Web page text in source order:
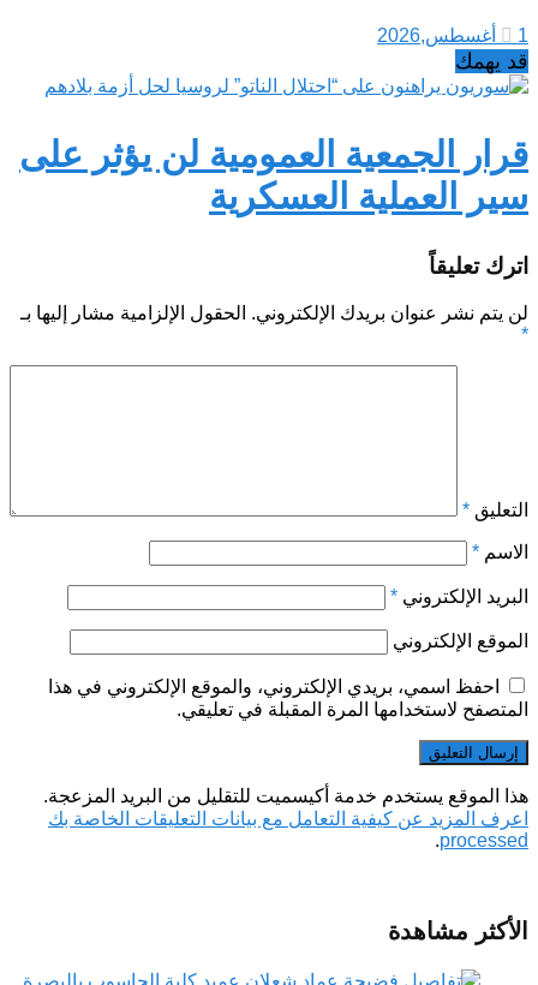
1 أغسطس,2026
قد يهمك
قرار الجمعية العمومية لن يؤثر على
سير العملية العسكرية
اترك تعليقاً
لن يتم نشر عنوان بريدك الإلكتروني. الحقول الإلزامية مشار إليها بـ
*
التعليق *
الاسم *
البريد الإلكتروني *
الموقع الإلكتروني
احفظ اسمي، بريدي الإلكتروني، والموقع الإلكتروني في هذا
المتصفح لاستخدامها المرة المقبلة في تعليقي.
هذا الموقع يستخدم خدمة أكيسميت للتقليل من البريد المزعجة.
اعرف المزيد عن كيفية التعامل مع بيانات التعليقات الخاصة بك
processed
.
الأكثر مشاهدة